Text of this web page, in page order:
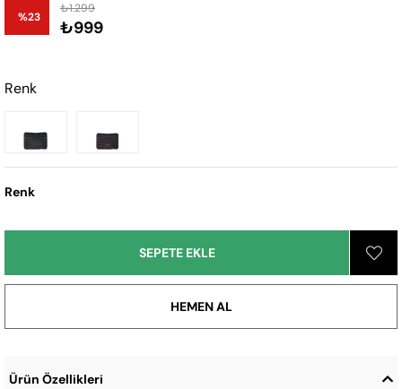
%23
İndirim
₺1.299
₺999
Renk
Renk
Ürün Özellikleri